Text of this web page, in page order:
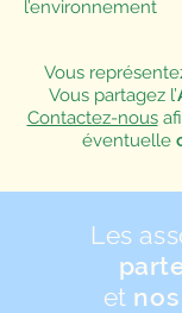
l’environnement
Vous
Vous partagez l’
Contactez-nous
éventuelle
Les
et